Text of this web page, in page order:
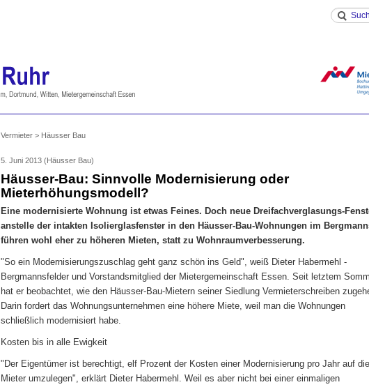
Vermieter > Häusser Bau
5. Juni 2013 (Häusser Bau)
Häusser-Bau: Sinnvolle Modernisierung oder
Mieterhöhungsmodell?
Eine modernisierte Wohnung ist etwas Feines. Doch neue Dreifachverglasungs-
anstelle der intakten Isolierglasfenster in den Häusser-Bau-Wohnungen im
führen wohl eher zu höheren Mieten, statt zu Wohnraumverbesserung.
"So ein Modernisierungszuschlag geht ganz schön ins Geld", weiß Dieter Habermehl -
Bergmannsfelder und Vorstandsmitglied der Mietergemeinschaft Essen. Seit letztem
hat er beobachtet, wie den Häusser-Bau-Mietern seiner Siedlung Vermieterschreiben
Darin fordert das Wohnungsunternehmen eine höhere Miete, weil man die Wohnungen
schließlich modernisiert habe.
Kosten bis in alle Ewigkeit
"Der Eigentümer ist berechtigt, elf Prozent der Kosten einer Modernisierung pro Jahr auf die
Mieter umzulegen", erklärt Dieter Habermehl. Weil es aber nicht bei einer einmaligen